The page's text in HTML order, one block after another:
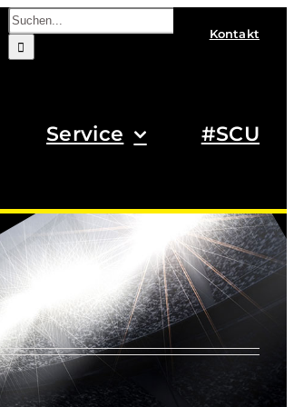
Suche
nach:
Kontakt
Service #SCU